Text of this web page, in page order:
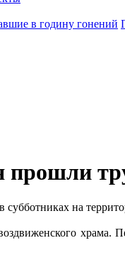
в годину гонений
прошли
на
храма.